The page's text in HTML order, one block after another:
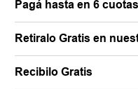
Pagá hasta en 6
Retiralo Gratis en
Recibilo Gratis